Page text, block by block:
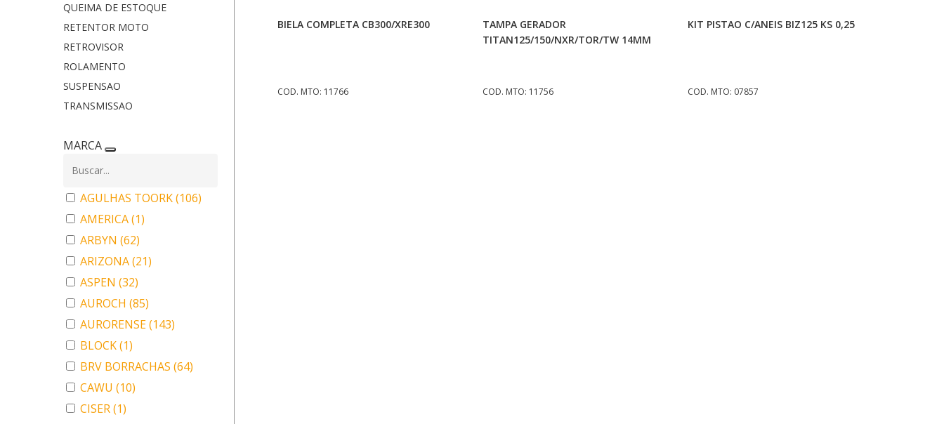
QUEIMA DE ESTOQUE
RETENTOR MOTO
RETROVISOR
ROLAMENTO
SUSPENSAO
TRANSMISSAO
MARCA
AGULHAS TOORK(106)
AMERICA(1)
ARBYN (62)
ARIZONA(21)
ASPEN (32)
AUROCH (85)
AURORENSE(143)
BLOCK(1)
BRV BORRACHAS (64)
CAWU (10)
CISER(1)
Adicionar Ao Carrinho
BIELA COMPLETA CB300/XRE300
COD. MTO: 11766
Adicionar Ao Carrinho
TAMPA GERADOR
TITAN125/150/NXR/TOR/TW 14MM
COD. MTO: 11756
Adicionar Ao Carrinho
KIT PISTAO C/ANEIS BIZ125 KS 0,25
COD. MTO: 07857